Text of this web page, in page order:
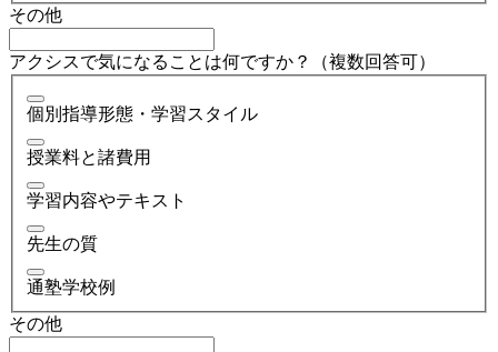
その他
アクシスで気になることは何ですか？（複数回答可）
個別指導形態・学習スタイル
授業料と諸費用
学習内容やテキスト
先生の質
通塾学校例
その他